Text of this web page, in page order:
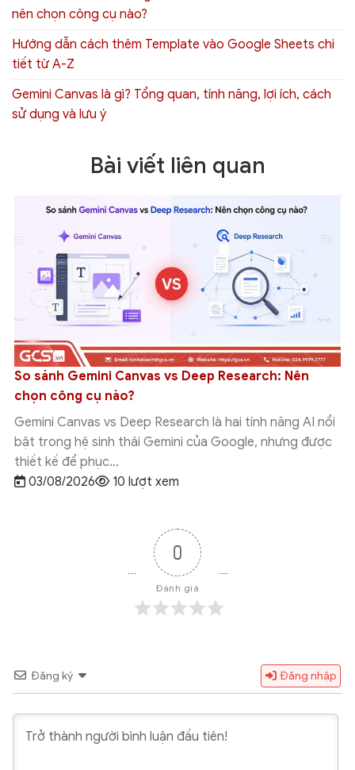
nên chọn công cụ nào?
Hướng dẫn cách thêm Template vào Google Sheets chi
tiết từ A-Z
Gemini Canvas là gì? Tổng quan, tính năng, lợi ích, cách
sử dụng và lưu ý
Bài viết liên quan
So sánh Gemini Canvas vs Deep Research: Nên
chọn công cụ nào?
Gemini Canvas vs Deep Research là hai tính năng AI nổi
bật trong hệ sinh thái Gemini của Google, nhưng được
thiết kế để phục...
03/08/2026
10 lượt xem
0
Đánh giá
Đăng ký Đăng nhập